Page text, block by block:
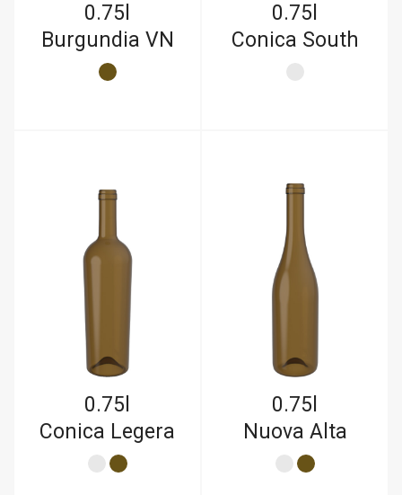
0.75l
Burgundia VN
0.75l
Conica South
0.75l
Conica Legera
0.75l
Nuova Alta